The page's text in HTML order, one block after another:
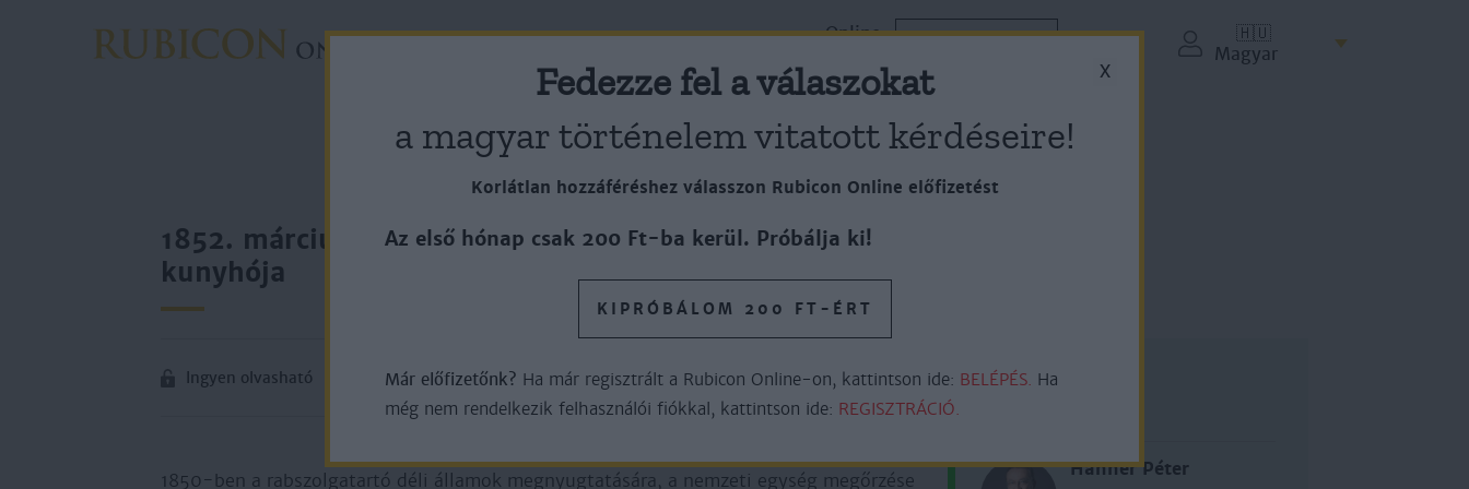
Rovatok Cikkek Lapszámok
Online
🇭🇺
Magyar
1852. március 20. – Könyvpiacra kerül a Tamás bátya
kunyhója
Ingyen olvasható 2perc olvasás
1850-ben a rabszolgatartó déli államok megnyugtatására, a nemzeti egység megőrzése
Hahner Péter
X
Fedezze fel a válaszokat
a magyar történelem vitatott kérdéseire!
Korlátlan hozzáféréshez válasszon Rubicon Online előfizetést
Az első hónap csak 200 Ft-ba kerül. Próbálja ki!
KIPRÓBÁLOM 200 FT-ÉRT
Már előfizetőnk? Ha már regisztrált a Rubicon Online-on, kattintson ide: BELÉPÉS. Ha
még nem rendelkezik felhasználói fiókkal, kattintson ide: REGISZTRÁCIÓ.